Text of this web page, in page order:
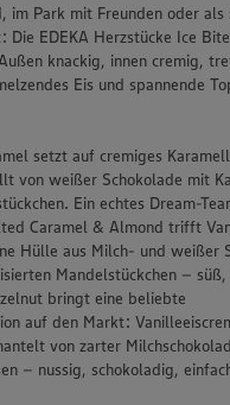
im Park mit Freunden oder als
Die EDEKA Herzstücke Ice
knackig, innen cremig,
Eis und spannende
setzt auf cremiges
von weißer Schokolade mit
Ein echtes Dream-
Caramel & Almond trifft
Hülle aus Milch- und weißer
Mandelstückchen – süß,
bringt eine beliebte
auf den Markt:
von zarter
– nussig, schokoladig,